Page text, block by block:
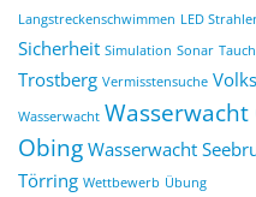
Langstreckenschwimmen LED
Sicherheit Simulation Sonar
Trostberg Vermisstensuche
Wasserwacht
ObingWasserwacht
Törring Wettbewerb Übung